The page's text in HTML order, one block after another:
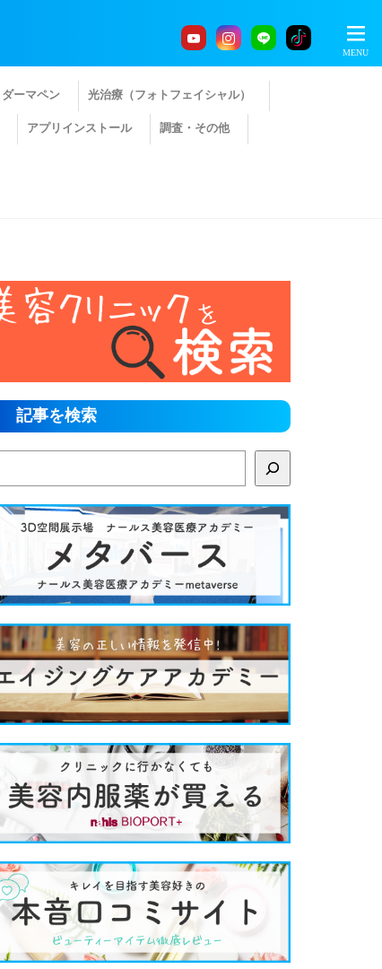
ダーマペン 光治療（フォトフェイシャル）
アプリインストール 調査・その他
記事を検索